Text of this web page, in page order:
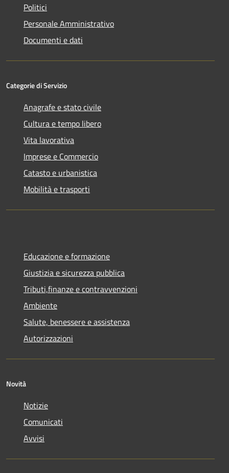
Politici
Personale Amministrativo
Documenti e dati
Categorie di Servizio
Anagrafe e stato civile
Cultura e tempo libero
Vita lavorativa
Imprese e Commercio
Catasto e urbanistica
Mobilità e trasporti
Educazione e formazione
Giustizia e sicurezza pubblica
Tributi,finanze e contravvenzioni
Ambiente
Salute, benessere e assistenza
Autorizzazioni
Novità
Notizie
Comunicati
Avvisi